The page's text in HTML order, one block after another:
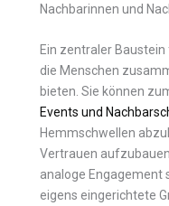
Nachbarinnen und
Ein zentraler
die Menschen
bieten. Sie können
Events und
Hemmschwellen
Vertrauen
analoge Engagement
eigens eingerichtete